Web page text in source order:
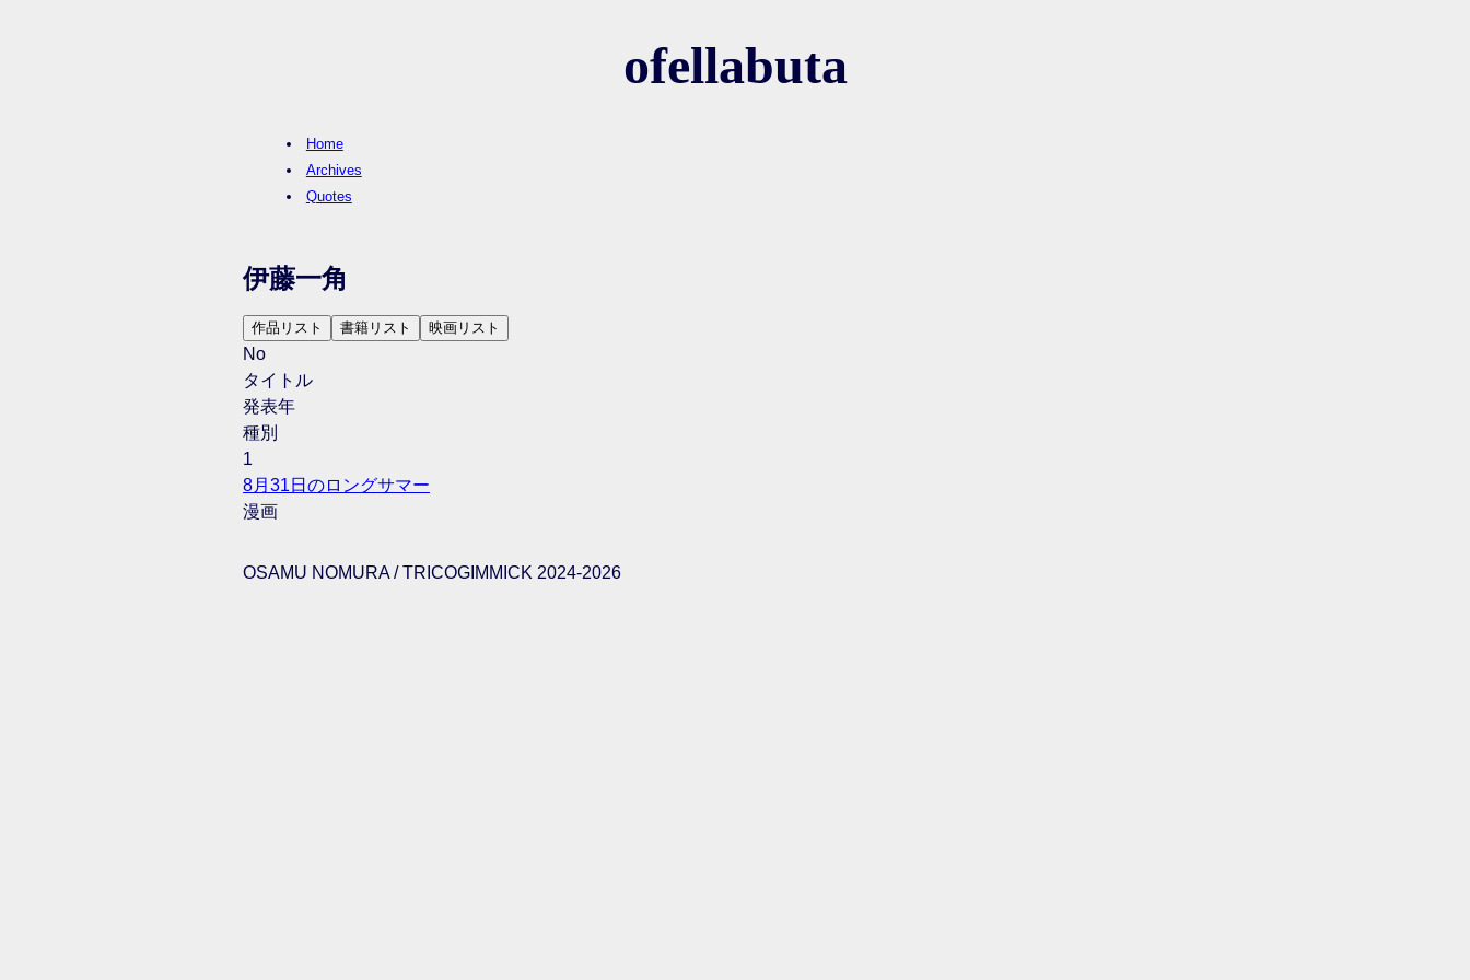
ofellabuta
Home
Archives
Quotes
伊藤一角
作品リスト 書籍リスト 映画リスト
No
タイトル
発表年
種別
1
8月31日のロングサマー
漫画
OSAMU NOMURA / TRICOGIMMICK 2024-2026